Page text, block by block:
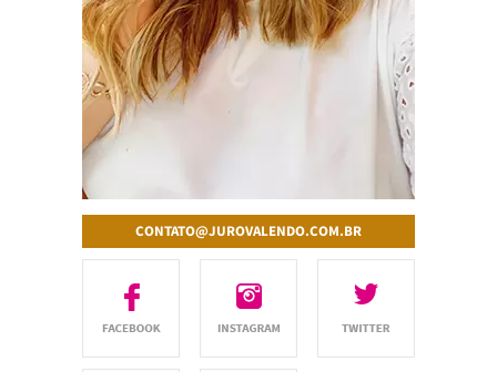
CONTATO@JUROVALENDO.COM.BR